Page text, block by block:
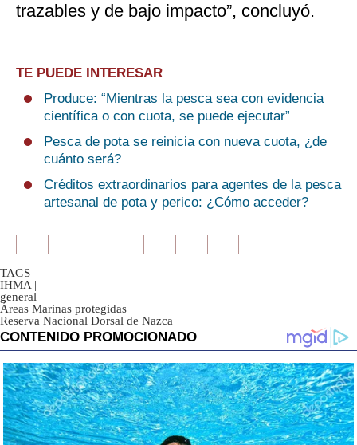
trazables y de bajo impacto”, concluyó.
TE PUEDE INTERESAR
Produce: “Mientras la pesca sea con evidencia
científica o con cuota, se puede ejecutar”
Pesca de pota se reinicia con nueva cuota, ¿de
cuánto será?
Créditos extraordinarios para agentes de la pesca
artesanal de pota y perico: ¿Cómo acceder?
TAGS
IHMA |
general |
Áreas Marinas protegidas |
Reserva Nacional Dorsal de Nazca